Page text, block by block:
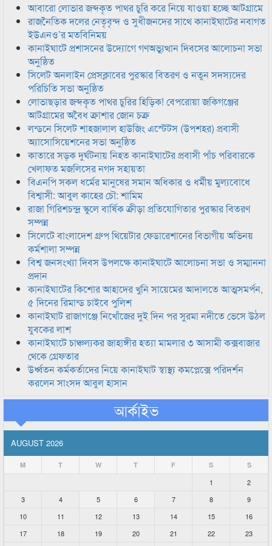
আবারো লোভার জব্দকৃত পাথর চুরি করে নিয়ে যাওয়া হচ্ছে আটগ্রামে
রাজনৈতিক দলের নেতৃবৃন্দ ও সুধীজনদের সাথে কানাইঘাটের নবাগত
ইউএনও’র মতবিনিময়
কানাইঘাটে প্রশাসনের উদ্যোগে গণঅভ্যুত্থান দিবসের আলোচনা সভা
অনুষ্ঠিত
সিলেট অনলাইন প্রেসক্লাবের পুরস্কার বিতরণ ও নতুন সদস্যদের
পরিচিতি সভা অনুষ্ঠিত
লোভাছড়ার জব্দকৃত পাথর চুরির হিড়িক! বেপরোয়া জকিগঞ্জের
আটগ্রামের অবৈধ ক্রাশার জোন চক্র
লন্ডনে সিলেট শাহজালাল হাউজিং এস্টেটস (উপশহর) প্রবাসী
অ্যাসোসিয়েশনের সভা অনুষ্ঠিত
কাতারে সড়ক দুর্ঘটনায় নিহত কানাইঘাটের প্রবাসী পাঁচ পরিবারকে
খেলাফত মজলিসের নগদ সহায়তা
বিএনপি সকল ধর্মের মানুষের সমান অধিকার ও ধর্মীয় মুল্যবোধে
বিশ্বাসী: আবুল কাহের চৌ: শামিম
রাজা গিরিশচন্দ্র স্কুলে বার্ষিক ক্রীড়া প্রতিযোগিতার পুরস্কার বিতরণ
সম্পন্ন
সিলেটে বাংলাদেশ গ্রুপ থিয়েটার ফেডারেশানের বিভাগীয় অভিনয়
কর্মশালা সম্পন্ন
বিশ্ব জনসংখ্যা দিবস উপলক্ষে কানাইঘাটে আলোচনা সভা ও সম্মাননা
প্রদান
কানাইঘাটের কিশোর আহাদের খুনি সায়েমের আদালতে আত্মসমর্পন,
৫ দিনের রিমান্ড চাইবে পুলিশ
কানাইঘাট রাজাগঞ্জে নিখোঁজের দুই দিন পর সুরমা নদীতে ভেসে উঠল
যুবকের লাশ
কানাইঘাটে চাঞ্চল্যকর জাহাঙ্গীর হত্যা মামলার ৩ আসামী কক্সবাজার
থেকে গ্রেফতার
উর্ধ্বতন কর্মকর্তাদের নিয়ে কানাইঘাট স্বাস্থ্য কমপ্লেক্সে পরিদর্শন
করলেন সাংসদ আবুল হাসান
আর্কাইভ
AUGUST 2026
M T W T F S S
1
2
3
4 5 6 7 8
9
10
11 12 13 14 15
16
17
18 19 20 21 22
23